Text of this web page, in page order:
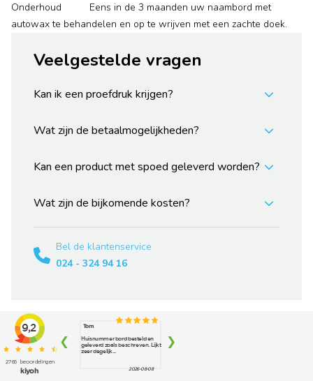
Onderhoud Eens in de 3 maanden uw naambord met
autowax te behandelen en op te wrijven met een zachte doek.
Veelgestelde vragen
Kan ik een proefdruk krijgen?
Wat zijn de betaalmogelijkheden?
Kan een product met spoed geleverd worden?
Wat zijn de bijkomende kosten?
Bel de klantenservice
024 - 324 94 16